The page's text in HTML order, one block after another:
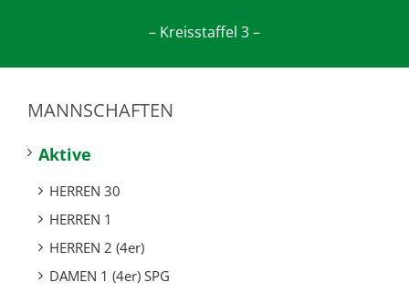
– Kreisstaffel 3 –
MANNSCHAFTEN
Aktive
HERREN 30
HERREN 1
HERREN 2 (4er)
DAMEN 1 (4er) SPG